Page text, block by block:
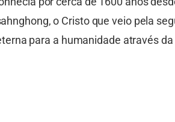
o Cristo que veio pela
para a humanidade através